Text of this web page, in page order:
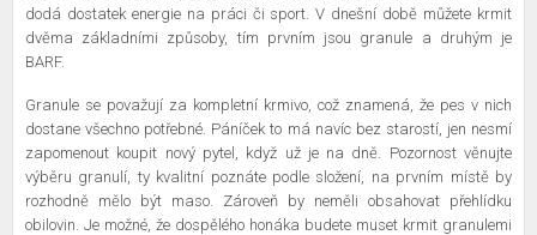
dodá dostatek energie na práci či sport. V dnešní době můžete krmit
dvěma základními způsoby, tím prvním jsou granule a druhým je
BARF.
Granule se považují za kompletní krmivo, což znamená, že pes v nich
dostane všechno potřebné. Páníček to má navíc bez starostí, jen nesmí
zapomenout koupit nový pytel, když už je na dně. Pozornost věnujte
výběru granulí, ty kvalitní poznáte podle složení, na prvním místě by
rozhodně mělo být maso. Zároveň by neměli obsahovat přehlídku
obilovin. Je možné, že dospělého honáka budete muset krmit granulemi